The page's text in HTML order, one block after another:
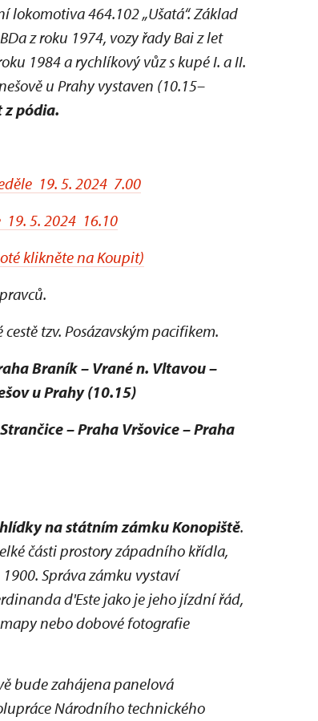
464.102 „Ušatá“. Základ
z roku 1974, vozy řady Bai z let
1984 a rychlíkový vůz s kupé I. a II.
u Prahy vystaven (10.15–
z pódia.
19. 5. 2024 7.00
5. 2024 16.10
klikněte na Koupit)
tzv. Posázavským pacifikem.
Braník – Vrané n. Vltavou –
u Prahy (10.15)
– Praha Vršovice – Praha
na státním zámku Konopiště.
části prostory západního křídla,
Správa zámku vystaví
d'Este jako je jeho jízdní řád,
nebo dobové fotografie
bude zahájena panelová
Národního technického